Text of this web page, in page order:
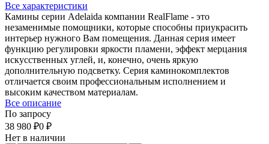
Все характеристики
Камины серии Adelaida компании RealFlame - это
незаменимые помощники, которые способны приукрасить
интерьер нужного Вам помещения. Данная серия имеет
функцию регулировки яркости пламени, эффект мерцания
искусственных углей, и, конечно, очень яркую
дополнительную подсветку. Серия каминокомплектов
отличается своим профессиональным исполнением и
высоким качеством материалам.
Все описание
По запросу
38 980 ₽0 ₽
Нет в наличии